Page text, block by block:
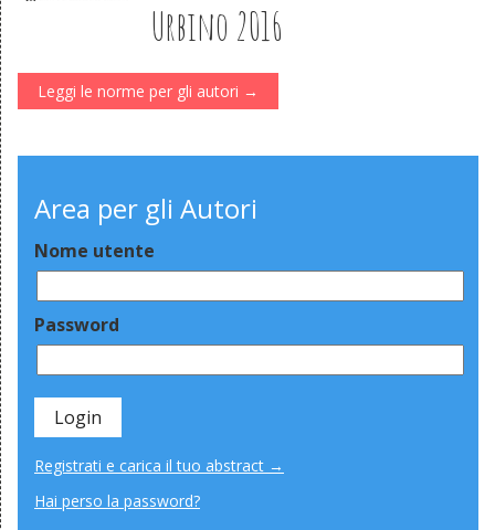
Urbino 2016
Leggi le norme per gli autori →
Area per gli Autori
Nome utente
Password
Registrati e carica il tuo abstract →
Hai perso la password?